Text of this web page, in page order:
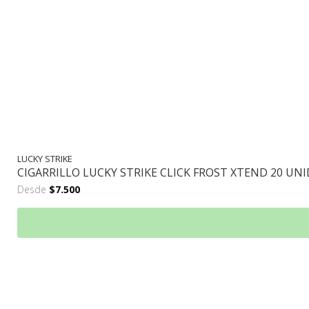
LUCKY STRIKE
CIGARRILLO LUCKY STRIKE CLICK FROST XTEND 20
Desde $7.500